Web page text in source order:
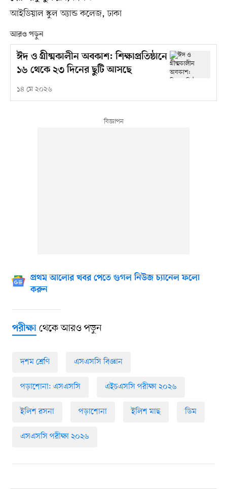
আইডিয়াল স্কুল অ্যান্ড কলেজ, ঢাকা
আরও পড়ুন
ঈদ ও গ্রীষ্মকালীন অবকাশ: শিক্ষাপ্রতিষ্ঠানে
১৬ থেকে ২৩ দিনের ছুটি আসছে
১৪ মে ২০২৬
প্রথম আলোর খবর পেতে গুগল নিউজ চ্যানেল ফলো
করুন
পরীক্ষাথেকে আরও পড়ুন
দশম শ্রেণি এসএসসি বিজ্ঞান
পড়াশোনা: এসএসসি এইচএসসি পরীক্ষা ২০২৬
ইলিশ রসনা পড়াশোনা ইলিশ মাছ ডিম
এসএসসি পরীক্ষা ২০২৬